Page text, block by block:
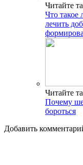
Читайте
Что такое
лечить
Читайте
Почему
бороться
Добавить